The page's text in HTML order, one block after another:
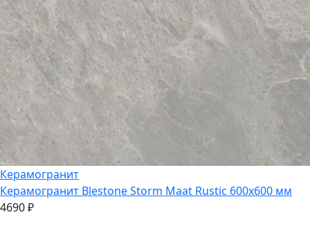
Керамогранит
Керамогранит Blestone Storm Maat Rustic 600х600 мм
4690₽